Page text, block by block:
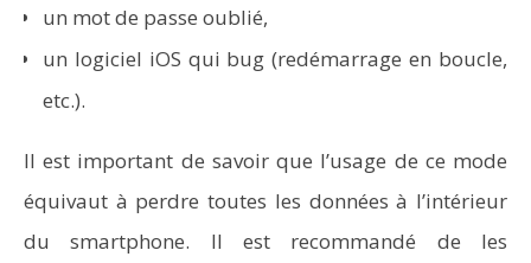
un mot de passe oublié,
un logiciel iOS qui bug (redémarrage en boucle,
etc.).
Il est important de savoir que l’usage de ce mode
équivaut à perdre toutes les données à l’intérieur
du smartphone. Il est recommandé de les